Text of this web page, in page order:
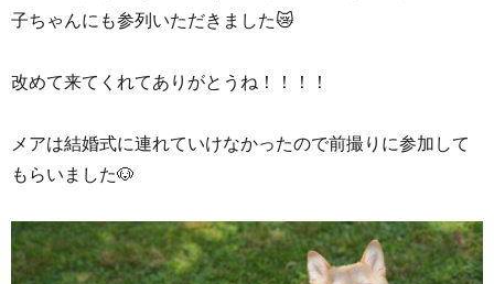
子ちゃんにも参列いただきました😿
改めて来てくれてありがとうね！！！！
メアは結婚式に連れていけなかったので前撮りに参加して
もらいました🐶